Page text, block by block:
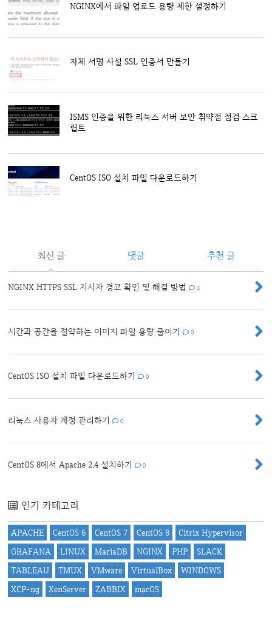
NGINX에서 파일 업로드 용량 제한 설정하기
자체 서명 사설 SSL 인증서 만들기
ISMS 인증을 위한 리눅스 서버 보안 취약점 점검 스크
립트
CentOS ISO 설치 파일 다운로드하기
최신 글 댓글 추천 글
NGINX HTTPS SSL 지시자 경고 확인 및 해결 방법 2
시간과 공간을 절약하는 이미지 파일 용량 줄이기 0
CentOS ISO 설치 파일 다운로드하기 0
리눅스 사용자 계정 관리하기 0
CentOS 8에서 Apache 2.4 설치하기 0
인기 카테고리
APACHE CentOS 6 CentOS 7 CentOS 8
Citrix Hypervisor
GRAFANA
LINUX MariaDB NGINX PHP
SLACK
TABLEAU
TMUX VMware VirtualBox
WINDOWS
XCP-ng
XenServer ZABBIX macOS